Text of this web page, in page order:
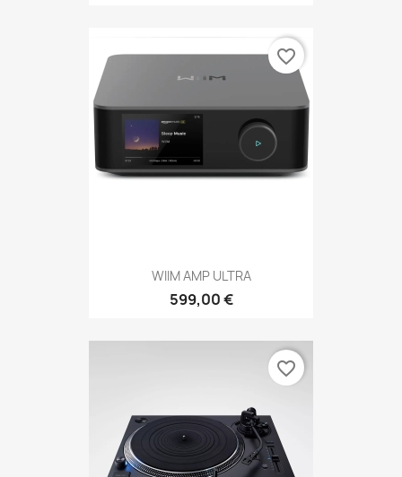
WIIM AMP ULTRA
599,00 €
favorite_border
favorite_border